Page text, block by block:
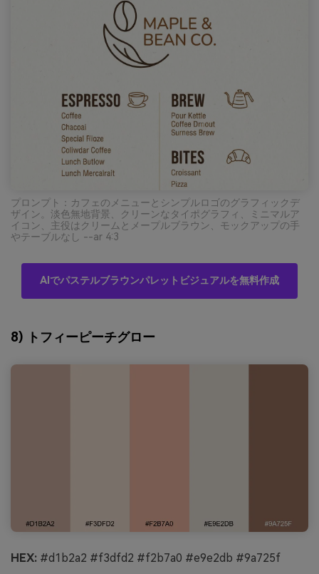
プロンプト：カフェのメニューとシンプルロゴのグラフィックデ
ザイン。淡色無地背景、クリーンなタイポグラフィ、ミニマルア
イコン、主役はクリームとメープルブラウン、モックアップの手
やテーブルなし --ar 4:3
AIでパステルブラウンパレットビジュアルを無料作成
8) トフィーピーチグロー
HEX: #d1b2a2 #f3dfd2 #f2b7a0 #e9e2db #9a725f